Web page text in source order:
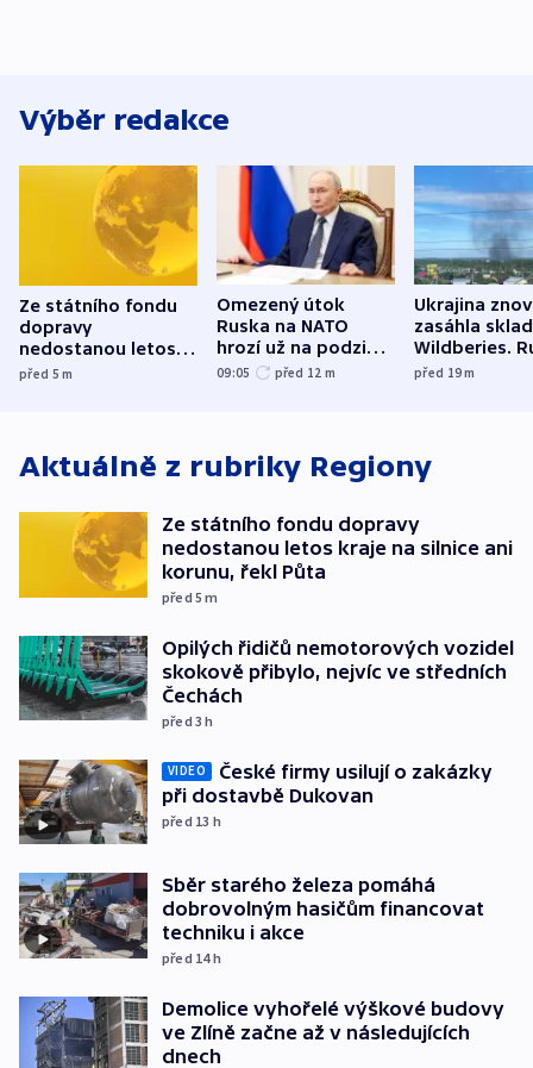
Výběr redakce
Ze státního fondu
dopravy
nedostanou letos
kraje na silnice ani
před 5m
Omezený útok
Ruska na NATO
hrozí už na podzim,
varují tajné služby
09:05 před 12 m
Ukrajina
zasáhla
Wildberies.
útočili v
před 19m
Aktuálně z rubriky Regiony
Ze státního fondu dopravy
nedostanou letos kraje na silnice ani
korunu, řekl Půta
před 5m
Opilých řidičů nemotorových vozidel
skokově přibylo, nejvíc ve středních
Čechách
před 3h
VIDEO
České firmy usilují o zakázky
při dostavbě Dukovan
před 13 h
Sběr starého železa pomáhá
dobrovolným hasičům financovat
techniku i akce
před 14h
Demolice vyhořelé výškové budovy
ve Zlíně začne až v následujících
dnech